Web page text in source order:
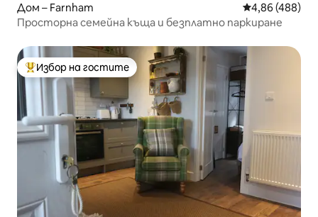
Дом – Farnham Средна
4,86 (488)
Просторна семейна къща и безплатно паркиране
Най-популярен избор на гостите
Избор на гостите